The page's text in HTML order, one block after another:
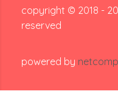
copyright © 2018 -
reserved
powered by